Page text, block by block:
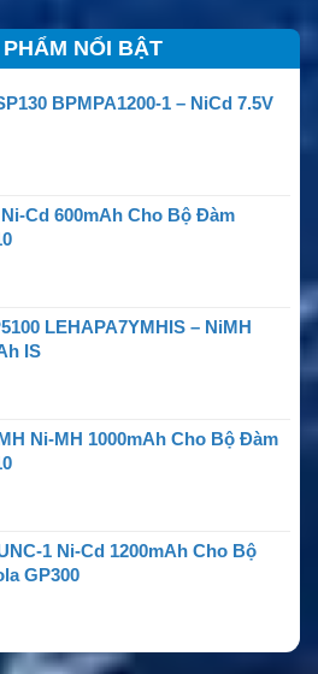
NỔI BẬT
BPMPA1200-1 – NiCd 7.5V
Cd 600mAh Cho Bộ Đàm
LEHAPA7YMHIS – NiMH
IS
Ni-MH 1000mAh Cho Bộ Đàm
1 Ni-Cd 1200mAh Cho Bộ
GP300